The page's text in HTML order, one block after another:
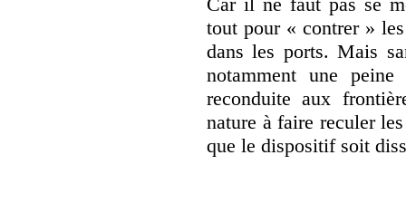
tout pour « contrer »
dans les ports. Mais
notamment une
reconduite aux
nature à faire reculer
que le dispositif soit